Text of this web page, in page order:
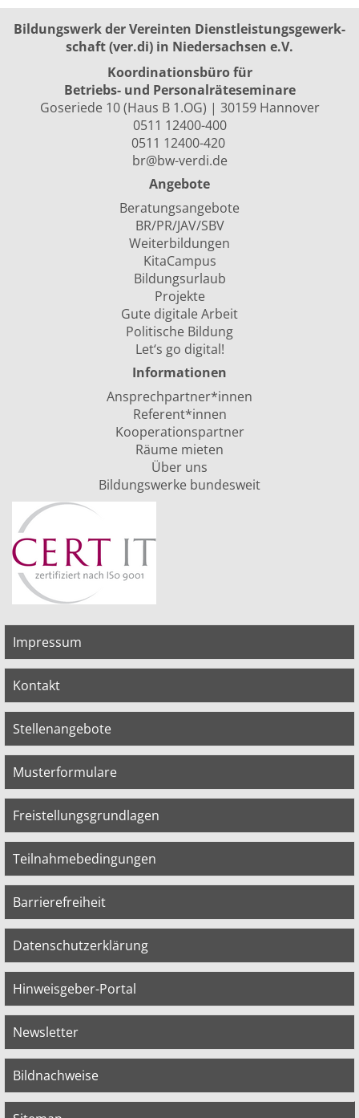
Bildungswerk der Vereinten Dienst­leis­tungs­ge­werk­
schaft (ver.di) in Niedersachsen e.V.
Koordinationsbüro für
Betriebs- und Personalräte­seminare
Goseriede 10 (Haus B 1.OG) | 30159 Hannover
0511 12400-400
0511 12400-420
br@bw-verdi.de
Angebote
Beratungsangebote
BR/PR/JAV/SBV
Weiterbildungen
KitaCampus
Bildungsurlaub
Projekte
Gute digitale Arbeit
Politische Bildung
Let‘s go digital!
Informationen
Ansprechpartner*innen
Referent*innen
Kooperationspartner
Räume mieten
Über uns
Bildungswerke bundesweit
Impressum
Kontakt
Stellenangebote
Musterformulare
Freistellungsgrundlagen
Teilnahmebedingungen
Barrierefreiheit
Datenschutzerklärung
Hinweisgeber-Portal
Newsletter
Bildnachweise